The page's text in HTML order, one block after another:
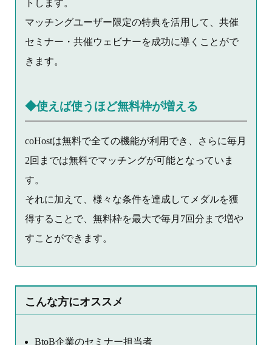
トします。
マッチングユーザー限定の特典を活用して、共催
セミナー・共催ウェビナーを成功に導くことがで
きます。
◆使えば使うほど無料枠が増える
coHostは無料で全ての機能が利用でき、さらに毎月
2回までは無料でマッチングが可能となっていま
す。
それに加えて、様々な条件を達成してメダルを獲
得することで、無料枠を最大で毎月7回分まで増や
すことができます。
こんな方にオススメ
BtoB企業のセミナー担当者